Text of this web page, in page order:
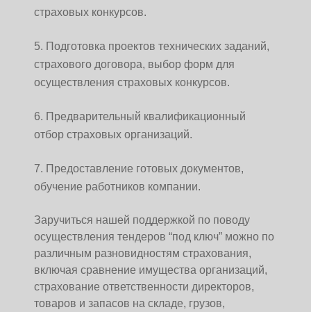
страховых конкурсов.
Подготовка проектов технических заданий,
страхового договора, выбор форм для
осуществления страховых конкурсов.
Предварительный квалификационный
отбор страховых организаций.
Предоставление готовых документов,
обучение работников компании.
Заручиться нашей поддержкой по поводу
осуществления тендеров “под ключ” можно по
различным разновидностям страхования,
включая сравнение имущества организаций,
страхование ответственности директоров,
товаров и запасов на складе, грузов,